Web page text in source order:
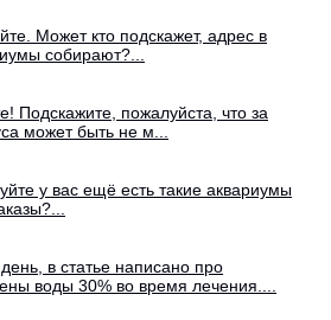
Может кто подскажет, адрес в
собирают?...
Подскажите, пожалуйста, что за
может быть не м...
у вас ещё есть такие аквариумы
в статье написано про
воды 30% во время лечения....